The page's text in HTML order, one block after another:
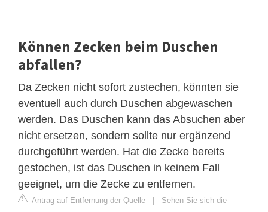
Können Zecken beim Duschen
abfallen?
Da Zecken nicht sofort zustechen, könnten sie
eventuell auch durch Duschen abgewaschen
werden. Das Duschen kann das Absuchen aber
nicht ersetzen, sondern sollte nur ergänzend
durchgeführt werden. Hat die Zecke bereits
gestochen, ist das Duschen in keinem Fall
geeignet, um die Zecke zu entfernen.
Antrag auf Entfernung der Quelle | Sehen Sie sich die